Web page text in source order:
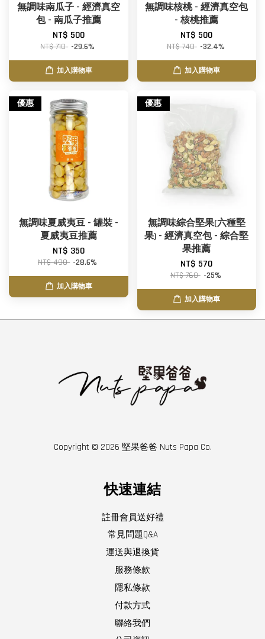
無調味南瓜子 - 經濟真空
包 - 南瓜子推薦
NT$ 500
NT$ 710 -29.6%
加入購物車
無調味核桃 - 經濟真空包
- 核桃推薦
NT$ 500
NT$ 740 -32.4%
加入購物車
優惠
無調味夏威夷豆 - 罐裝 -
夏威夷豆推薦
NT$ 350
NT$ 490 -28.6%
加入購物車
優惠
無調味綜合堅果(六種堅
果) - 經濟真空包 - 綜合堅
果推薦
NT$ 570
NT$ 760 -25%
加入購物車
Copyright © 2026 堅果爸爸 Nuts Papa Co.
快速連結
註冊會員送好禮
常見問題Q&A
運送與退換貨
服務條款
隱私條款
付款方式
聯絡我們